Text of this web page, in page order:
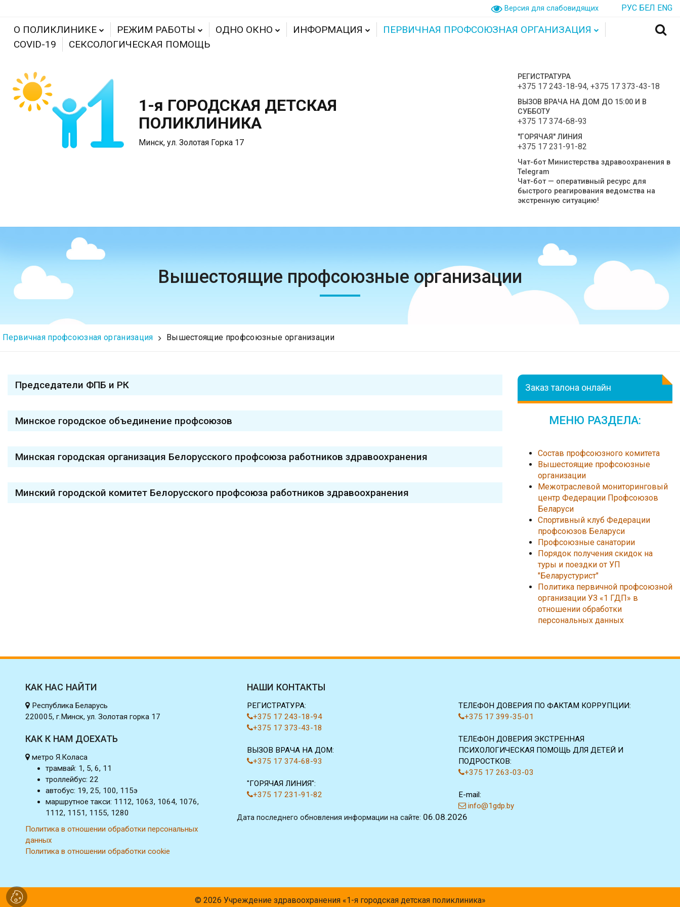
Версия для слабовидящих РУС БЕЛ ENG
О ПОЛИКЛИНИКЕ РЕЖИМ РАБОТЫ ОДНО ОКНО ИНФОРМАЦИЯ
ПЕРВИЧНАЯ ПРОФСОЮЗНАЯ ОРГАНИЗАЦИЯ
COVID-19
СЕКСОЛОГИЧЕСКАЯ ПОМОЩЬ
1-я ГОРОДСКАЯ ДЕТСКАЯ
ПОЛИКЛИНИКА
Минск, ул. Золотая Горка 17
РЕГИСТРАТУРА
+375 17 243-18-94, +375 17 373-43-18
ВЫЗОВ ВРАЧА НА ДОМ ДО 15:00 И В
СУББОТУ
+375 17 374-68-93
"ГОРЯЧАЯ" ЛИНИЯ
+375 17 231-91-82
Чат-бот Министерства здравоохранения в
Telegram
Чат-бот — оперативный ресурс для
быстрого реагирования ведомства на
экстренную ситуацию!
Вышестоящие профсоюзные организации
Первичная профсоюзная организация Вышестоящие профсоюзные организации
Председатели ФПБ и РК
Минское городское объединение профсоюзов
Минская городская организация Белорусского профсоюза работников здравоохранения
Минский городской комитет Белорусского профсоюза работников здравоохранения
Заказ талона онлайн
МЕНЮ РАЗДЕЛА:
Состав профсоюзного комитета
Вышестоящие профсоюзные
организации
Межотраслевой мониторинговый
центр Федерации Профсоюзов
Беларуси
Спортивный клуб Федерации
профсоюзов Беларуси
Профсоюзные санатории
Порядок получения скидок на
туры и поездки от УП
"Беларустурист"
Политика первичной профсоюзной
организации УЗ «1 ГДП» в
отношении обработки
персональных данных
КАК НАС НАЙТИ
Республика Беларусь
220005, г.Минск, ул. Золотая горка 17
КАК К НАМ ДОЕХАТЬ
метро Я.Коласа
трамвай: 1, 5, 6, 11
троллейбус: 22
автобус: 19, 25, 100, 115э
маршрутное такси: 1112, 1063, 1064, 1076,
1112, 1151, 1155, 1280
Политика в отношении обработки персональных
данных
Политика в отношении обработки cookie
НАШИ КОНТАКТЫ
РЕГИСТРАТУРА:
+375 17 243-18-94
+375 17 373-43-18
ВЫЗОВ ВРАЧА НА ДОМ:
+375 17 374-68-93
"ГОРЯЧАЯ ЛИНИЯ":
+375 17 231-91-82
ТЕЛЕФОН ДОВЕРИЯ ПО ФАКТАМ КОРРУПЦИИ:
+375 17 399-35-01
ТЕЛЕФОН ДОВЕРИЯ ЭКСТРЕННАЯ
ПСИХОЛОГИЧЕСКАЯ ПОМОЩЬ ДЛЯ ДЕТЕЙ И
ПОДРОСТКОВ:
+375 17 263-03-03
E-mail:
info@1gdp.by
Дата последнего обновления информации на сайте: 06.08.2026
© 2026 Учреждение здравоохранения «1-я городская детская поликлиника»